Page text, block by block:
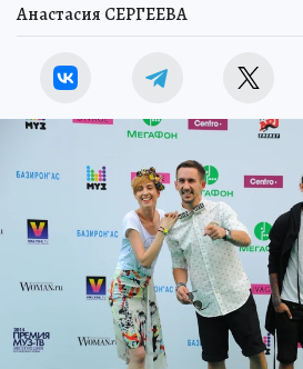
Анастасия СЕРГЕЕВА